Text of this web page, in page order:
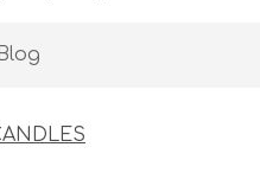
Blog